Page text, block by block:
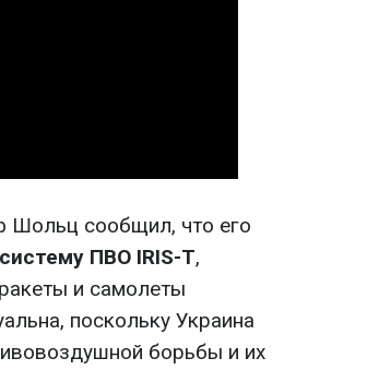
Шольц сообщил, что его
ПВО IRIS-T,
и самолеты
поскольку Украина
борьбы и их